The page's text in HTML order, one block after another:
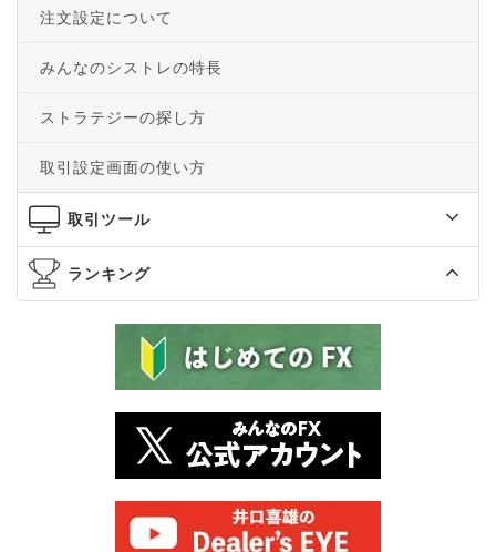
注文設定について
みんなのシストレの特長
ストラテジーの探し方
取引設定画面の使い方
取引ツール
ランキング